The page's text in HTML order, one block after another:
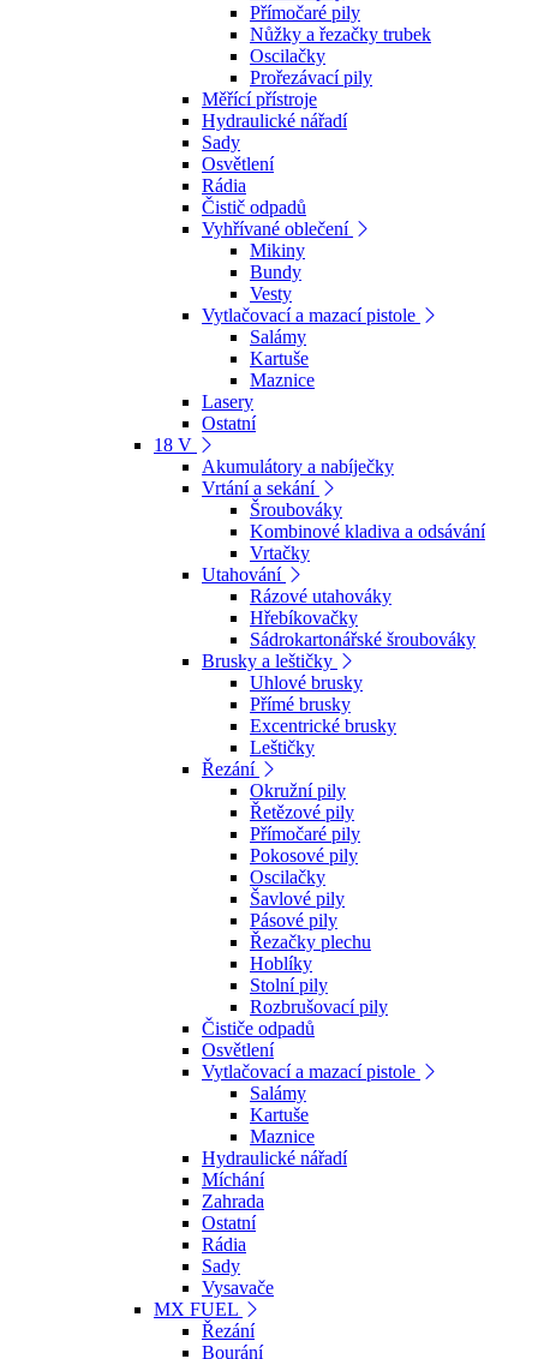
Přímočaré pily
Nůžky a řezačky trubek
Oscilačky
Prořezávací pily
Měřící přístroje
Hydraulické nářadí
Sady
Osvětlení
Rádia
Čistič odpadů
Vyhřívané oblečení
Mikiny
Bundy
Vesty
Vytlačovací a mazací pistole
Salámy
Kartuše
Maznice
Lasery
Ostatní
18 V
Akumulátory a nabíječky
Vrtání a sekání
Šroubováky
Kombinové kladiva a odsávání
Vrtačky
Utahování
Rázové utahováky
Hřebíkovačky
Sádrokartonářské šroubováky
Brusky a leštičky
Uhlové brusky
Přímé brusky
Excentrické brusky
Leštičky
Řezání
Okružní pily
Řetězové pily
Přímočaré pily
Pokosové pily
Oscilačky
Šavlové pily
Pásové pily
Řezačky plechu
Hoblíky
Stolní pily
Rozbrušovací pily
Čističe odpadů
Osvětlení
Vytlačovací a mazací pistole
Salámy
Kartuše
Maznice
Hydraulické nářadí
Míchání
Zahrada
Ostatní
Rádia
Sady
Vysavače
MX FUEL
Řezání
Bourání